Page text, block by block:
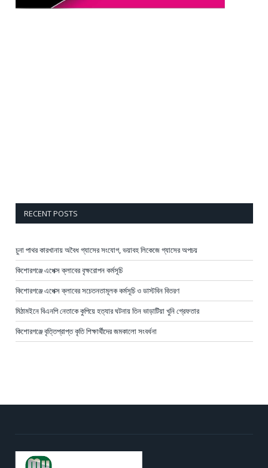
RECENT POSTS
চুনা পাথর কারখানায় অবৈধ গ্যাসের সংযোগ, ভয়াবহ লিকেজে গ্যাসের অপচয়
কিশোরগঞ্জে এপেক্স ক্লাবের বৃক্ষরোপন কর্মসূচি
কিশোরগঞ্জে এপেক্স ক্লাবের সচেতনতামূলক কর্মসূচি ও ডাস্টবিন বিতরণ
মিঠামইনে বিএনপি নেতাকে কুপিয়ে হত্যার ঘটনায় তিন ভাড়াটিয়া খুনি গ্রেফতার
কিশোরগঞ্জে বৃত্তিপ্রাপ্ত কৃতি শিক্ষার্থীদের জমকালো সংবর্ধনা